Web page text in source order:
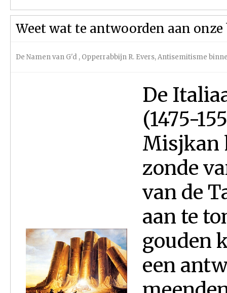
Weet wat te antwoorden aan onze
De Namen van G'd , Opperrabbijn R. Evers,Antisemitisme
De
(1475-
Misjkan
zonde
van de
aan te
gouden
een